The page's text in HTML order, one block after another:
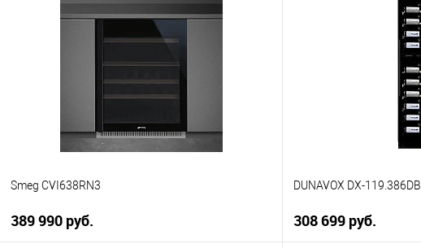
Smeg CVI638RN3
389 990 руб.
DUNAVOX DX-119.386DB
308 699 руб.